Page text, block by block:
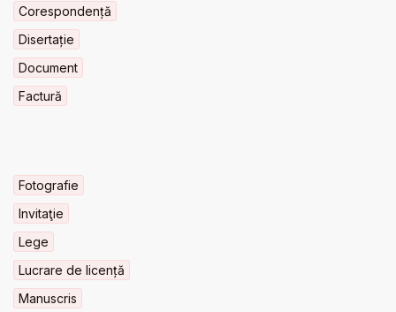
Corespondență
Disertație
Document
Factură
Fotografie
Invitaţie
Lege
Lucrare de licență
Manuscris